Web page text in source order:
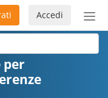
Accedi
per